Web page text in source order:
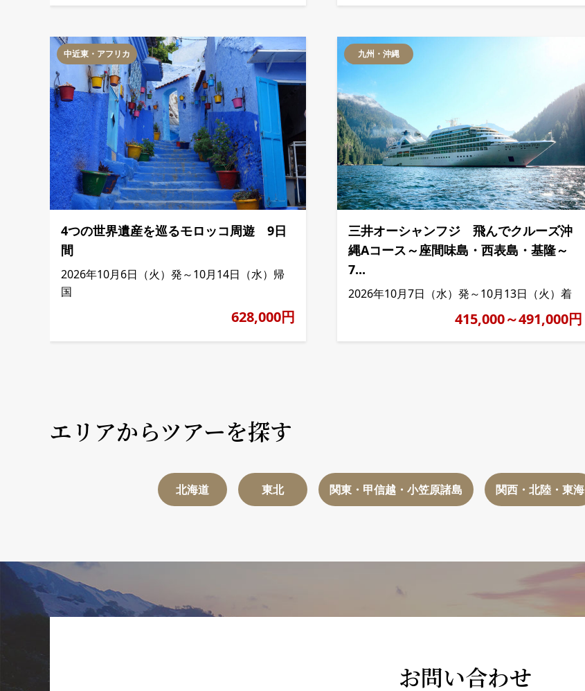
中近東・アフリカ
4つの世界遺産を巡るモロッコ周遊 9日
間
2026年10月6日（火）発～10月14日（水）帰
国
628,000円
九州・沖縄
三井オーシャンフジ 飛んでクルーズ沖
縄Aコース～座間味島・西表島・基隆～
7...
2026年10月7日（水）発～10月13日（火）着
415,000～491,000円
エリアからツアーを探す
北海道 東北 関東・甲信越・小笠原諸島 関西・北陸・東海
お問い合わせ